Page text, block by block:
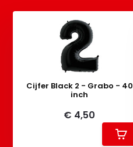
Cijfer Black 2 - Grabo - 40
inch
€ 4,50